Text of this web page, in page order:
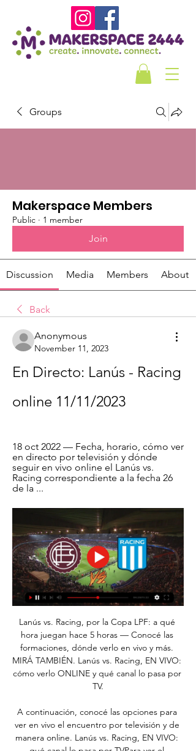
Groups
Makerspace Members
Public · 1 member
Join
Discussion Media Members About
Back
Anonymous
November 11, 2023
En Directo: Lanús - Racing
online 11/11/2023
18 oct 2022 — Fecha, horario, cómo ver
en directo por televisión y dónde
seguir en vivo online el Lanús vs.
Racing correspondiente a la fecha 26
de la ...
Lanús vs. Racing, por la Copa LPF: a qué
hora juegan hace 5 horas — Conocé las
formaciones, dónde verlo en vivo y más.
MIRÁ TAMBIÉN. Lanús vs. Racing, EN VIVO:
cómo verlo ONLINE y qué canal lo pasa por
TV.
A continuación, conocé las opciones para
ver en vivo el encuentro por televisión y de
manera online. Lanús vs. Racing, EN VIVO: